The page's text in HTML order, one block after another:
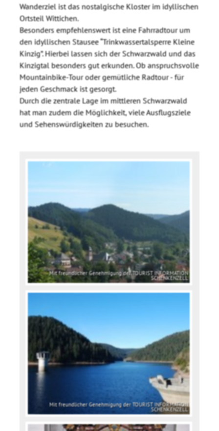
Wanderziel ist das nostalgische Kloster im idyllischen
Ortsteil Wittichen.
Besonders empfehlenswert ist eine Fahrradtour um
den idyllischen Stausee “Trinkwassertalsperre Kleine
Kinzig”. Hierbei lassen sich der Schwarzwald und das
Kinzigtal besonders gut erkunden. Ob anspruchsvolle
Mountainbike-Tour oder gemütliche Radtour - für
jeden Geschmack ist gesorgt.
Durch die zentrale Lage im mittleren Schwarzwald
hat man zudem die Möglichkeit, viele Ausflugsziele
und Sehenswürdigkeiten zu besuchen.
Mit freundlicher Genehmigung der TOURIST INFORMATION
SCHENKENZELL
Mit freundlicher Genehmigung der TOURIST INFORMATION
SCHENKENZELL